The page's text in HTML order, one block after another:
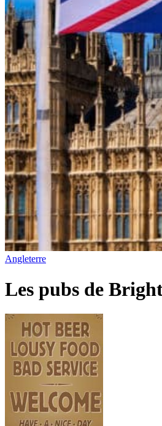
Angleterre
Les pubs de